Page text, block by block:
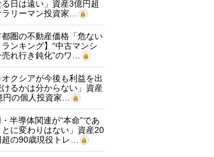
る日は遠い」資産3億円超
リーマン投資家…
都圏の不動産価格「危ない
ンキング】“中古マンシ
売れ行き鈍化”のワ…
オクシアが今後も利益を出
けるかは分からない」資産
円の個人投資家…
・半導体関連が“本命”であ
とに変わりはない」資産20
の90歳現役トレ…